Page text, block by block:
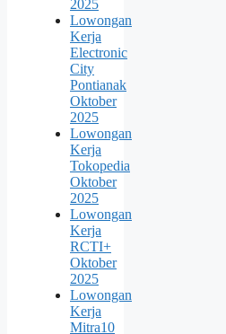
2025
Lowongan
Kerja
Electronic
City
Pontianak
Oktober
2025
Lowongan
Kerja
Tokopedia
Oktober
2025
Lowongan
Kerja
RCTI+
Oktober
2025
Lowongan
Kerja
Mitra10